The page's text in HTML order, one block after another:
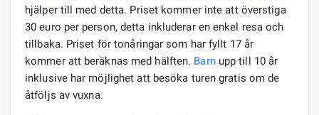
hjälper till med detta. Priset kommer inte att överstiga
30 euro per person, detta inkluderar en enkel resa och
tillbaka. Priset för tonåringar som har fyllt 17 år
kommer att beräknas med hälften. Barnupp till 10 år
inklusive har möjlighet att besöka turen gratis om de
åtföljs av vuxna.